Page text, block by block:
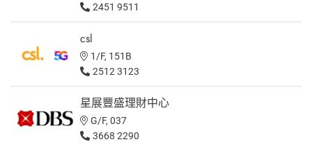
2451 9511
csl
1/F, 151B
2512 3123
星展豐盛理財中心
G/F, 037
3668 2290